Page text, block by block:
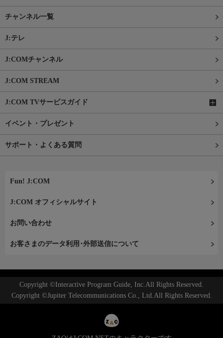
チャンネル一覧
J:テレ
J:COMチャンネル
J:COM STREAM
J:COM TVサービスガイド
イベント・プレゼント
サポート・よくある質問
Fun! J:COM
J:COM オフィシャルサイト
お問い合わせ
お客さまのデータ利用･外部送信について
Copyright ©Interactive Program Guide, Inc.All Rights Reserved.
Copyright ©Jupiter Telecommunications Co., Ltd.All Rights Reserved.